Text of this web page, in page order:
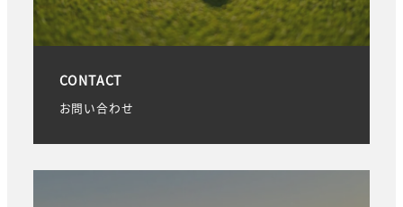
CONTACT
お問い合わせ